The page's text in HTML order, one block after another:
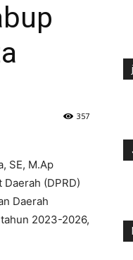
357
SE, M.Ap
(DPRD)
Daerah
2023-2026,